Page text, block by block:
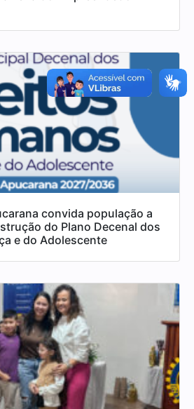
convida população a
do Plano Decenal dos
e do Adolescente